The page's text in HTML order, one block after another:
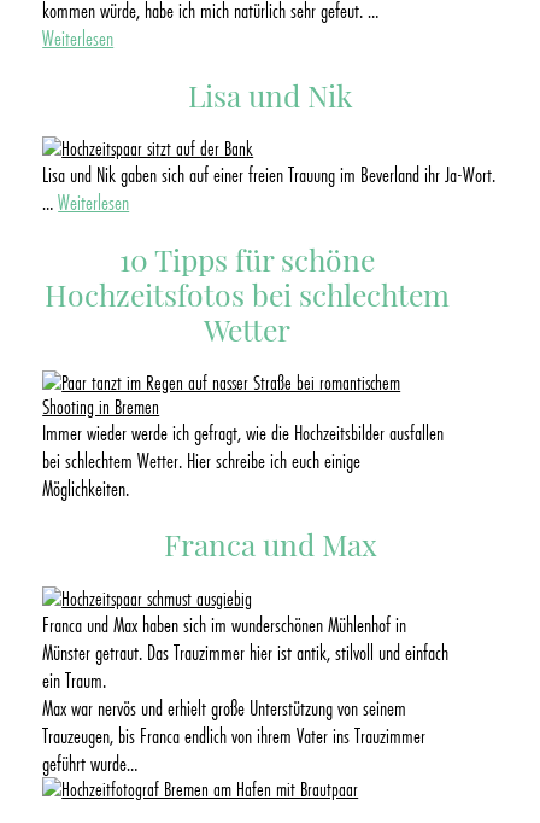
kommen würde, habe ich mich natürlich sehr gefeut.…
Weiterlesen
Lisa und Nik
Lisa und Nik gaben sich auf einer freien Trauung im Beverland ihr Ja-Wort.
…Weiterlesen
10 Tipps für schöne
Hochzeitsfotos bei schlechtem
Wetter
Immer wieder werde ich gefragt, wie die Hochzeitsbilder ausfallen
bei schlechtem Wetter. Hier schreibe ich euch einige
Möglichkeiten.
Franca und Max
Franca und Max haben sich im wunderschönen Mühlenhof in
Münster getraut. Das Trauzimmer hier ist antik, stilvoll und einfach
ein Traum.
Max war nervös und erhielt große Unterstützung von seinem
Trauzeugen, bis Franca endlich von ihrem Vater ins Trauzimmer
geführt wurde…